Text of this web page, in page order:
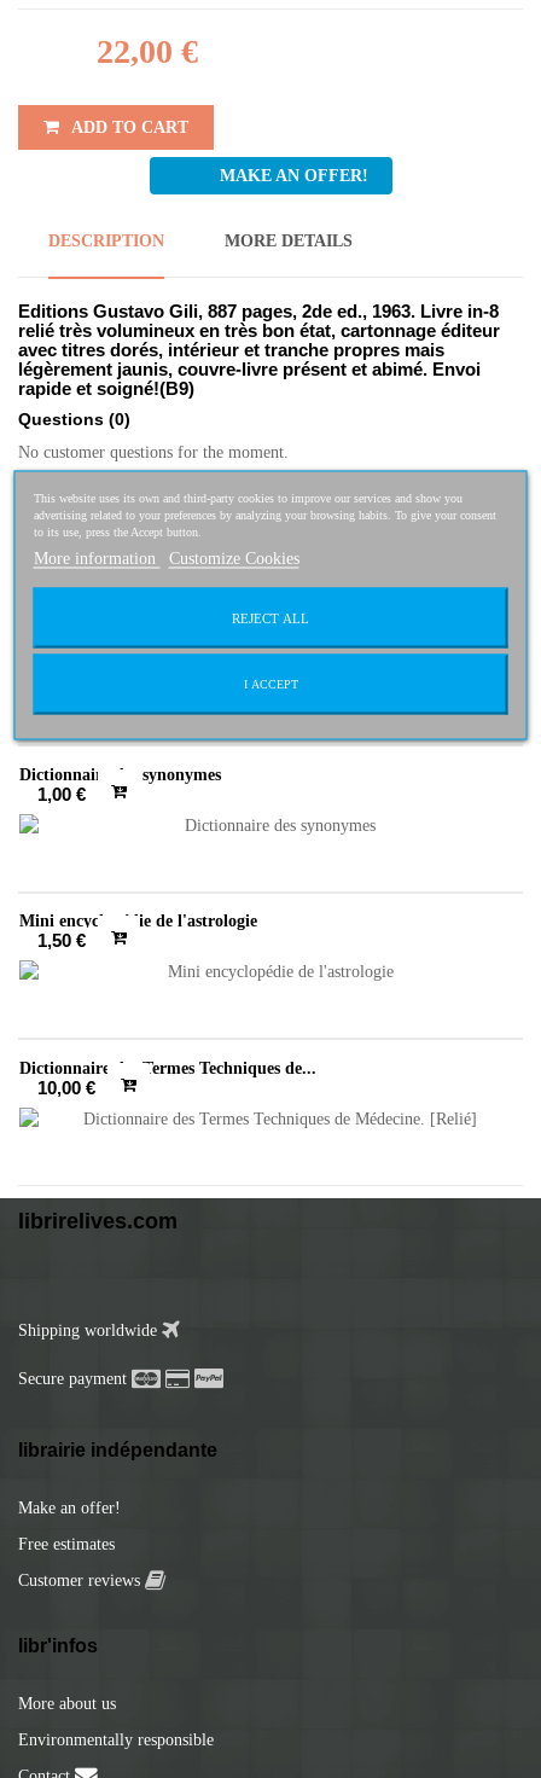
22,00 €
ADD TO CART
MAKE AN OFFER!
DESCRIPTION MORE DETAILS
Editions Gustavo Gili, 887 pages, 2de ed., 1963. Livre in-8
relié très volumineux en très bon état, cartonnage éditeur
avec titres dorés, intérieur et tranche propres mais
légèrement jaunis, couvre-livre présent et abimé. Envoi
rapide et soigné!(B9)
Questions (0)
No customer questions for the moment.
Related Products
Dictionnaire des synonymes
1,00 €
Mini encyclopédie de l'astrologie
1,50 €
Dictionnaire des Termes Techniques de...
10,00 €
librirelives.com
Shipping worldwide
Secure payment
librairie indépendante
Make an offer!
Free estimates
Customer reviews
libr'infos
More about us
Environmentally responsible
This website uses its own and third-party cookies to improve our services and show you
advertising related to your preferences by analyzing your browsing habits. To give your consent
to its use, press the Accept button.
More information Customize Cookies
REJECT ALL
I ACCEPT